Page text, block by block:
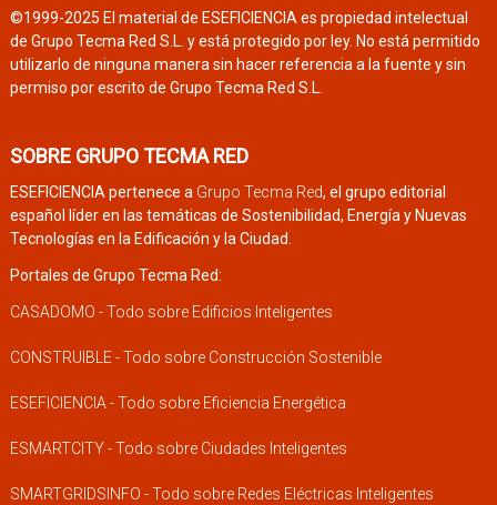
©1999-2025 El material de ESEFICIENCIA es propiedad intelectual
de Grupo Tecma Red S.L. y está protegido por ley. No está permitido
utilizarlo de ninguna manera sin hacer referencia a la fuente y sin
permiso por escrito de Grupo Tecma Red S.L.
SOBRE GRUPO TECMA RED
ESEFICIENCIA pertenece a Grupo Tecma Red, el grupo editorial
español líder en las temáticas de Sostenibilidad, Energía y Nuevas
Tecnologías en la Edificación y la Ciudad.
Portales de Grupo Tecma Red:
CASADOMO - Todo sobre Edificios Inteligentes
CONSTRUIBLE - Todo sobre Construcción Sostenible
ESEFICIENCIA - Todo sobre Eficiencia Energética
ESMARTCITY - Todo sobre Ciudades Inteligentes
SMARTGRIDSINFO - Todo sobre Redes Eléctricas Inteligentes